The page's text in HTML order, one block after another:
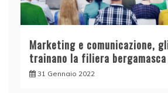
Marketing e comunicazione,
trainano la filiera bergamasca
31 Gennaio 2022